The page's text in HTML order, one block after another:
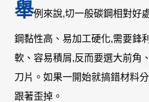
舉例來說,切一般碳鋼相對好
鋼黏性高、易加工硬化,需要鋒
軟、容易積屑,反而要選大前角
刀片。如果一開始就搞錯材料
跟著歪掉。